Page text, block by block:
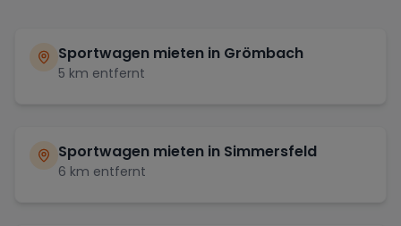
Sportwagen mieten in Grömbach
5 km entfernt
Sportwagen mieten in Simmersfeld
6 km entfernt